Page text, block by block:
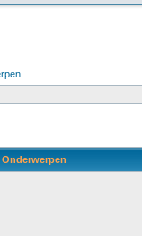
Onderwerpen